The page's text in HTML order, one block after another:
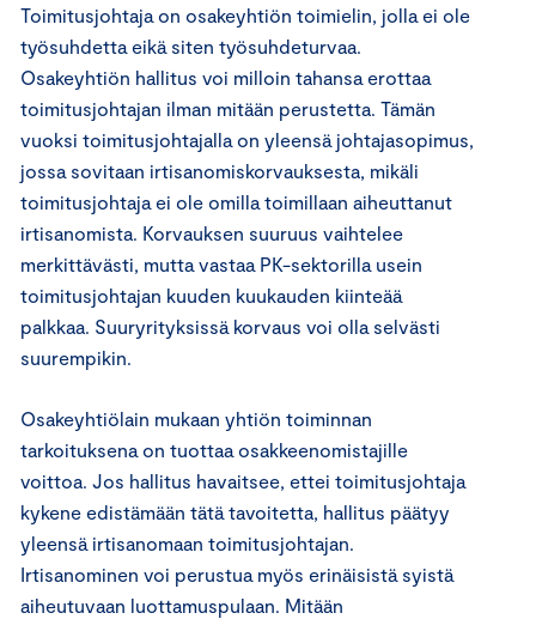
Toimitusjohtaja on osakeyhtiön toimielin, jolla ei ole
työsuhdetta eikä siten työsuhdeturvaa.
Osakeyhtiön hallitus voi milloin tahansa erottaa
toimitusjohtajan ilman mitään perustetta. Tämän
vuoksi toimitusjohtajalla on yleensä johtajasopimus,
jossa sovitaan irtisanomiskorvauksesta, mikäli
toimitusjohtaja ei ole omilla toimillaan aiheuttanut
irtisanomista. Korvauksen suuruus vaihtelee
merkittävästi, mutta vastaa PK-sektorilla usein
toimitusjohtajan kuuden kuukauden kiinteää
palkkaa. Suuryrityksissä korvaus voi olla selvästi
suurempikin.
Osakeyhtiölain mukaan yhtiön toiminnan
tarkoituksena on tuottaa osakkeenomistajille
voittoa. Jos hallitus havaitsee, ettei toimitusjohtaja
kykene edistämään tätä tavoitetta, hallitus päätyy
yleensä irtisanomaan toimitusjohtajan.
Irtisanominen voi perustua myös erinäisistä syistä
aiheutuvaan luottamuspulaan. Mitään